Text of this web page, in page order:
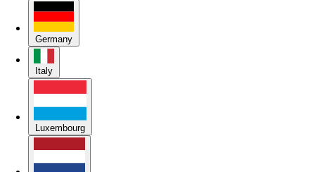
Germany
Italy
Luxembourg